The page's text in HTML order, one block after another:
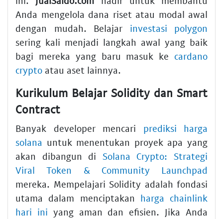
Anda mengelola dana riset atau modal awal
dengan mudah. Belajar investasi polygon
sering kali menjadi langkah awal yang baik
bagi mereka yang baru masuk ke cardano
crypto atau aset lainnya.
Kurikulum Belajar Solidity dan Smart
Contract
Banyak developer mencari prediksi harga
solana untuk menentukan proyek apa yang
akan dibangun di Solana Crypto: Strategi
Viral Token & Community Launchpad
mereka. Mempelajari Solidity adalah fondasi
utama dalam menciptakan harga chainlink
hari ini yang aman dan efisien. Jika Anda